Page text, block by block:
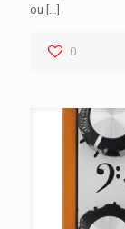
ou […]
0